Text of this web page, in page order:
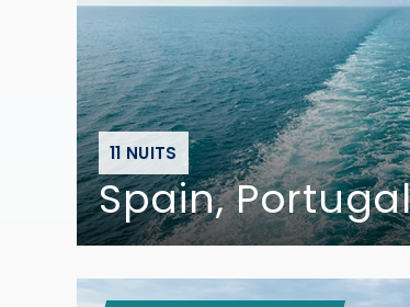
11 NUITS
Spain,